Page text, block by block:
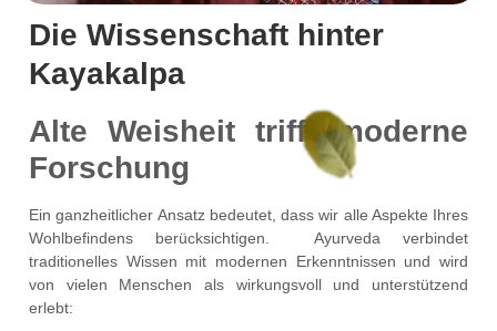
Die Wissenschaft hinter
Kayakalpa
Alte Weisheit trifft moderne
Forschung
Ein ganzheitlicher Ansatz bedeutet, dass wir alle Aspekte Ihres
Wohlbefindens berücksichtigen. Ayurveda verbindet
traditionelles Wissen mit modernen Erkenntnissen und wird
von vielen Menschen als wirkungsvoll und unterstützend
erlebt: